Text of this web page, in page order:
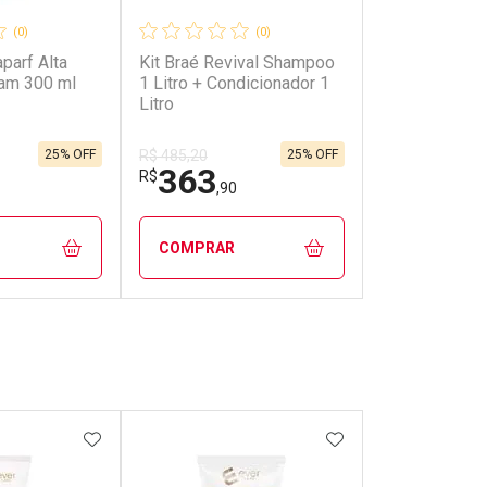
(0)
Alta
300 ml
25% OFF
(0)
Kit Braé Revival Shampoo
1 Litro + Condicionador 1
Litro
R$ 485,20
R$363,90
25% OFF
COMPRAR
ADICIONAR AOS FAVORITOSADICIONAR AOS